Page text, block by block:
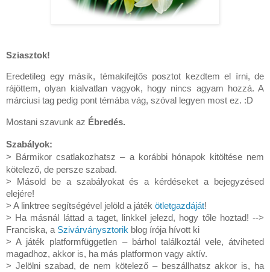
Sziasztok!
Eredetileg egy másik, témakifejtős posztot kezdtem el írni, de
rájöttem, olyan kialvatlan vagyok, hogy nincs agyam hozzá. A
márciusi tag pedig pont témába vág, szóval legyen most ez. :D
Mostani szavunk az Ébredés.
Szabályok:
> Bármikor csatlakozhatsz – a korábbi hónapok kitöltése nem
kötelező, de persze szabad.
> Másold be a szabályokat és a kérdéseket a bejegyzésed
elejére!
> A linktree segítségével jelöld a játék ötletgazdáját!
> Ha másnál láttad a taget, linkkel jelezd, hogy tőle hoztad! -->
Franciska, a Szivárványsztorik blog írója hívott ki
> A játék platformfüggetlen – bárhol találkoztál vele, átviheted
magadhoz, akkor is, ha más platformon vagy aktív.
> Jelölni szabad, de nem kötelező – beszállhatsz akkor is, ha